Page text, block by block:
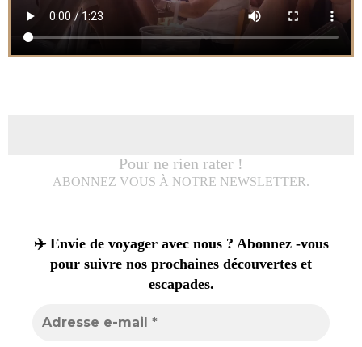
Pour ne rien rater !
ABONNEZ VOUS À NOTRE NEWSLETTER.
✈️ Envie de voyager avec nous ? Abonnez -vous
pour suivre nos prochaines découvertes et
escapades.